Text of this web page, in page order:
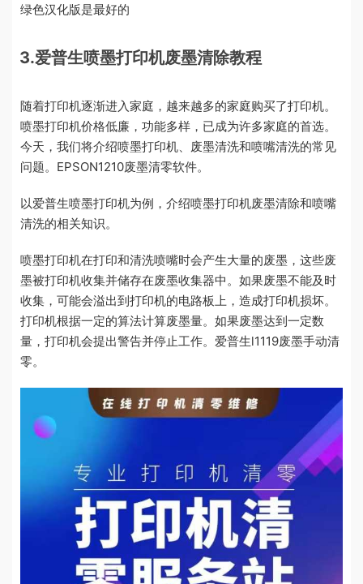
绿色汉化版是最好的
3.爱普生喷墨打印机废墨清除教程
随着打印机逐渐进入家庭，越来越多的家庭购买了打印机。
喷墨打印机价格低廉，功能多样，已成为许多家庭的首选。
今天，我们将介绍喷墨打印机、废墨清洗和喷嘴清洗的常见
问题。EPSON1210废墨清零软件。
以爱普生喷墨打印机为例，介绍喷墨打印机废墨清除和喷嘴
清洗的相关知识。
喷墨打印机在打印和清洗喷嘴时会产生大量的废墨，这些废
墨被打印机收集并储存在废墨收集器中。如果废墨不能及时
收集，可能会溢出到打印机的电路板上，造成打印机损坏。
打印机根据一定的算法计算废墨量。如果废墨达到一定数
量，打印机会提出警告并停止工作。爱普生l1119废墨手动清
零。